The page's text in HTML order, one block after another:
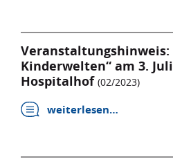
Veranstaltungshinweis:
Kinderwelten“ am 3.
Hospitalhof (02/2023)
weiterlesen…